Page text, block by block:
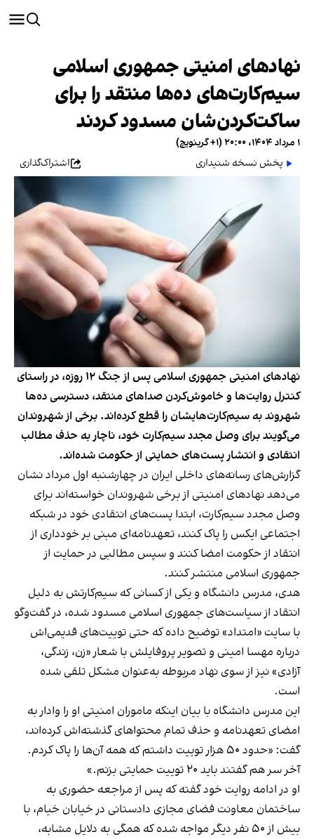
نهادهای امنیتی جمهوری اسلامی
سیم‌کارت‌های ده‌ها منتقد را برای
ساکت‌کردن‌شان مسدود کردند
۱ مرداد ۱۴۰۴، ۲۰:۰۰ (‎+۱ گرینویچ)
پخش نسخه شنیداری
اشتراک‌گذاری
نهادهای امنیتی جمهوری اسلامی پس از جنگ ۱۲ روزه، در راستای
کنترل روایت‌ها و خاموش‌کردن صداهای منتقد، دسترسی ده‌ها
شهروند به سیم‌کارت‌هایشان را قطع کرده‌اند. برخی از شهروندان
می‌گویند برای وصل مجدد سیم‌کارت خود، ناچار به حذف مطالب
انتقادی و انتشار پست‌های حمایتی از حکومت شده‌اند.
گزارش‌های رسانه‌های داخلی ایران در چهارشنبه اول مرداد نشان
می‌دهد نهادهای امنیتی از برخی شهروندان خواسته‌اند برای
وصل مجدد سیم‌کارت، ابتدا پست‌های انتقادی خود در شبکه
اجتماعی ایکس را پاک کنند، تعهدنامه‌ای مبنی بر خودداری از
انتقاد از حکومت امضا کنند و سپس مطالبی در حمایت از
جمهوری اسلامی منتشر کنند.
هدی، مدرس دانشگاه و یکی از کسانی که سیم‌کارتش به دلیل
انتقاد از سیاست‌های جمهوری اسلامی مسدود شده، در گفت‌وگو
با سایت «امتداد» توضیح داده که حتی توییت‌های قدیمی‌اش
درباره مهسا امینی و تصویر پروفایلش با شعار «زن، زندگی،
آزادی» نیز از سوی نهاد مربوطه به‌عنوان مشکل تلقی شده
است.
این مدرس دانشگاه با بیان اینکه ماموران امنیتی او را وادار به
امضای تعهدنامه و حذف تمام محتواهای گذشته‌اش کرده‌اند،
گفت: «حدود ۵۰ هزار توییت داشتم که همه آن‌ها را پاک کردم.
آخر سر هم گفتند باید ۲۰ توییت حمایتی بزنم.»
او در ادامه روایت خود گفته که پس از مراجعه حضوری به
ساختمان معاونت فضای مجازی دادستانی در خیابان خیام، با
بیش از ۵۰ نفر دیگر مواجه شده که همگی به دلایل مشابه،